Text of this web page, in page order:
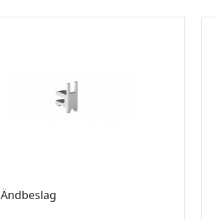
Ändbeslag